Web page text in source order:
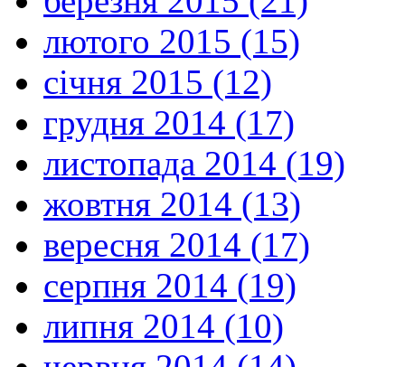
лютого 2015 (15)
січня 2015 (12)
грудня 2014 (17)
листопада 2014 (19)
жовтня 2014 (13)
вересня 2014 (17)
серпня 2014 (19)
липня 2014 (10)